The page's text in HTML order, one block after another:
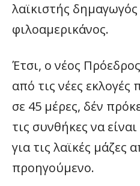
λαϊκιστής δημαγωγός
φιλοαμερικάνος.
Έτσι, ο νέος
από τις νέες εκλογές
σε 45 μέρες, δέν
τις συνθήκες να
για τις λαϊκές μάζες
προηγούμενο.